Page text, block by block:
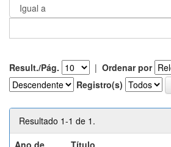
Result./Pág. | Ordenar por
Registro(s)
Resultado 1-1 de 1.
Ano de
Título